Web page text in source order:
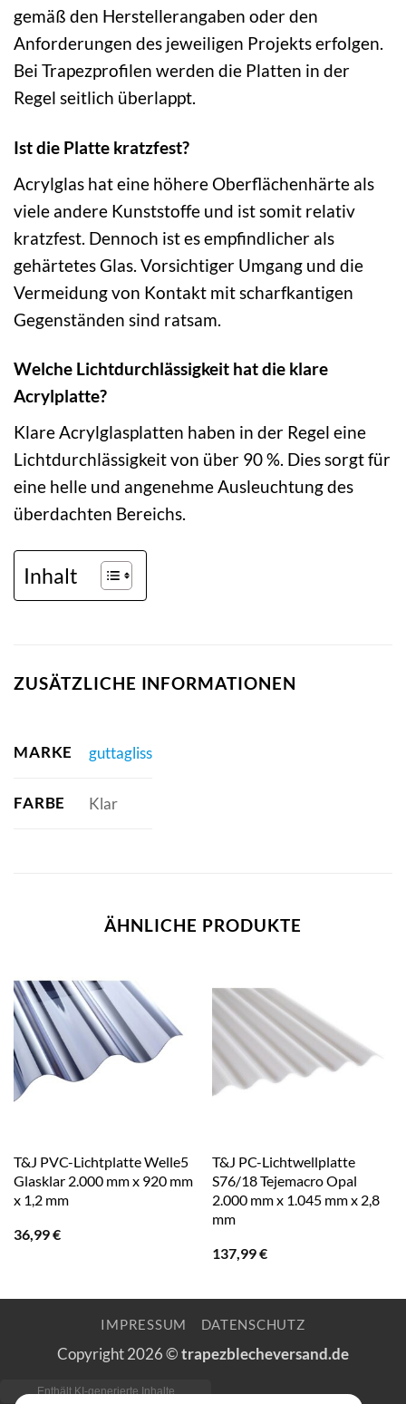
gemäß den Herstellerangaben oder den
Anforderungen des jeweiligen Projekts erfolgen.
Bei Trapezprofilen werden die Platten in der
Regel seitlich überlappt.
Ist die Platte kratzfest?
Acrylglas hat eine höhere Oberflächenhärte als
viele andere Kunststoffe und ist somit relativ
kratzfest. Dennoch ist es empfindlicher als
gehärtetes Glas. Vorsichtiger Umgang und die
Vermeidung von Kontakt mit scharfkantigen
Gegenständen sind ratsam.
Welche Lichtdurchlässigkeit hat die klare
Acrylplatte?
Klare Acrylglasplatten haben in der Regel eine
Lichtdurchlässigkeit von über 90 %. Dies sorgt für
eine helle und angenehme Ausleuchtung des
überdachten Bereichs.
Inhalt
ZUSÄTZLICHE INFORMATIONEN
MARKE guttagliss
FARBE Klar
ÄHNLICHE PRODUKTE
T&J PVC-Lichtplatte Welle5
Glasklar 2.000 mm x 920 mm
x 1,2 mm
36,99€
T&J PC-Lichtwellplatte
S76/18 Tejemacro Opal
2.000 mm x 1.045 mm x 2,8
mm
137,99€
IMPRESSUM DATENSCHUTZ
Copyright 2026 ©trapezblecheversand.de